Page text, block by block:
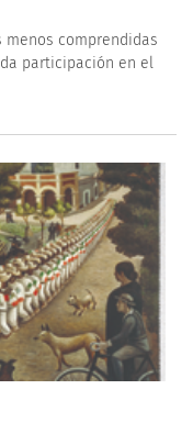
menos comprendidas
participación en el